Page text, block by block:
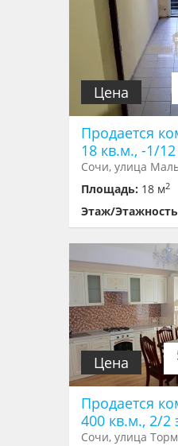
Цена
Продается
18 кв.м., -1/12
Сочи, улица
Площадь: 18 м2
Этаж/
Цена
Продается
400 кв.м., 2/2
Сочи, улица